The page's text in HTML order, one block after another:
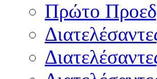
Πρώτο